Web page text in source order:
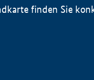
finden Sie